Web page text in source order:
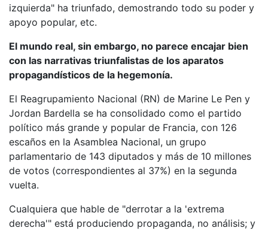
izquierda" ha triunfado, demostrando todo su poder y
apoyo popular, etc.
El mundo real, sin embargo, no parece encajar bien
con las narrativas triunfalistas de los aparatos
propagandísticos de la hegemonía.
El Reagrupamiento Nacional (RN) de Marine Le Pen y
Jordan Bardella se ha consolidado como el partido
político más grande y popular de Francia, con 126
escaños en la Asamblea Nacional, un grupo
parlamentario de 143 diputados y más de 10 millones
de votos (correspondientes al 37%) en la segunda
vuelta.
Cualquiera que hable de "derrotar a la 'extrema
derecha'" está produciendo propaganda, no análisis; y